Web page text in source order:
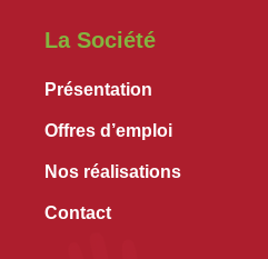
La Société
Présentation
Offres d’emploi
Nos réalisations
Contact